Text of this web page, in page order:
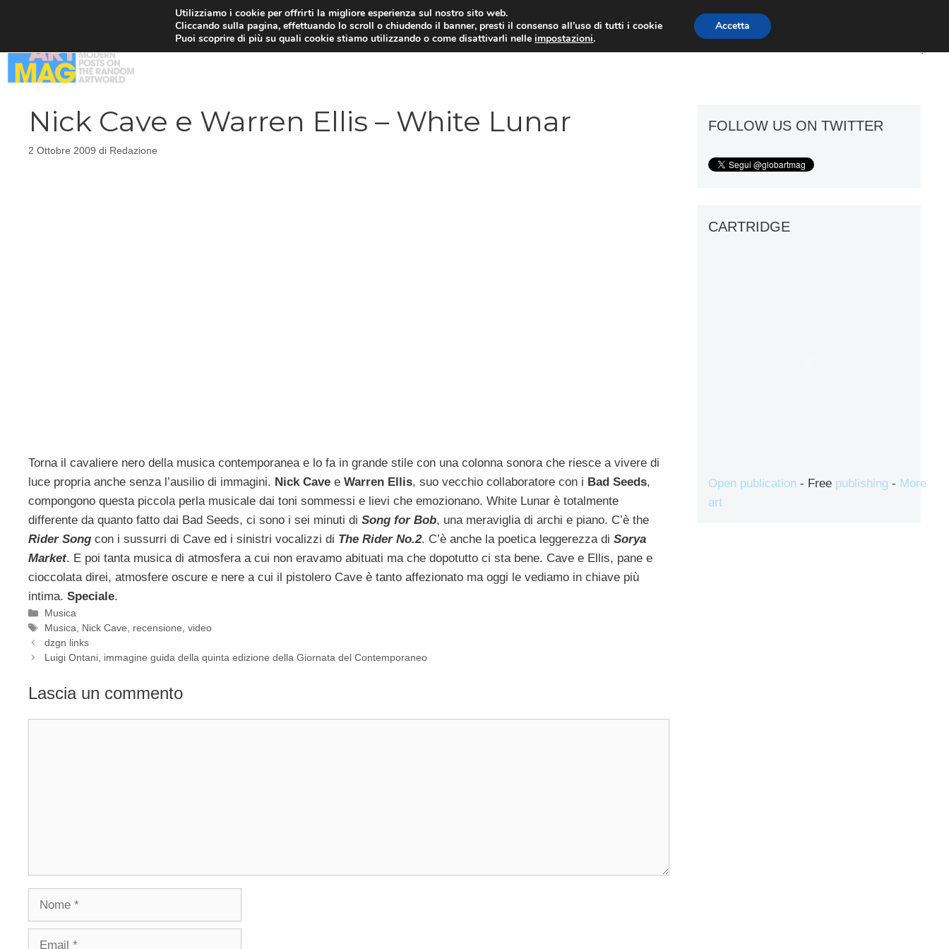
ART GOSSIP FIERE GALLERIE
Nick Cave e Warren Ellis – White Lunar
2 Ottobre 2009 di Redazione
Torna il cavaliere nero della musica contemporanea e lo fa in grande stile con una colonna sonora che riesce a vivere di
luce propria anche senza l’ausilio di immagini. Nick Cave e Warren Ellis, suo vecchio collaboratore con i Bad Seeds,
compongono questa piccola perla musicale dai toni sommessi e lievi che emozionano. White Lunar è totalmente
differente da quanto fatto dai Bad Seeds, ci sono i sei minuti di Song for Bob, una meraviglia di archi e piano. C’è the
Rider Song con i sussurri di Cave ed i sinistri vocalizzi di The Rider No.2. C’è anche la poetica leggerezza di Sorya
Market. E poi tanta musica di atmosfera a cui non eravamo abituati ma che dopotutto ci sta bene. Cave e Ellis, pane e
cioccolata direi, atmosfere oscure e nere a cui il pistolero Cave è tanto affezionato ma oggi le vediamo in chiave più
intima. Speciale.
Categorie
Musica
Tag
Musica, Nick Cave, recensione,video
dzgn links
Luigi Ontani, immagine guida della quinta edizione della Giornata del Contemporaneo
Lascia un commento
FOLLOW US ON TWITTER
CARTRIDGE
Open publication - Free publishing - More
art
Utilizziamo i cookie per offrirti la migliore esperienza sul nostro sito web.
Cliccando sulla pagina, effettuando lo scroll o chiudendo il banner, presti il consenso all’uso di tutti i cookie
Puoi scoprire di più su quali cookie stiamo utilizzando o come disattivarli nelleimpostazioni.
Accetta